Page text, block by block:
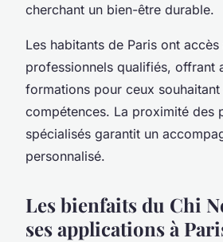
cherchant un bien-être durable.
Les habitants de Paris ont accès
professionnels qualifiés, offrant
formations pour ceux
compétences. La proximité des
spécialisés garantit un
personnalisé.
Les bienfaits du Chi
ses applications à